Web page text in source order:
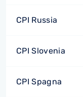
CPI Russia
CPI Slovenia
CPI Spagna